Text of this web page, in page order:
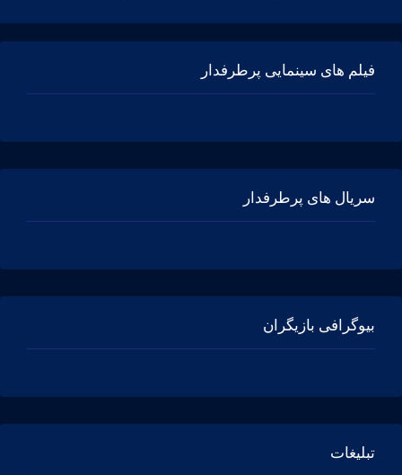
فیلم های سینمایی پرطرفدار
سریال های پرطرفدار
بیوگرافی بازیگران
تبلیغات